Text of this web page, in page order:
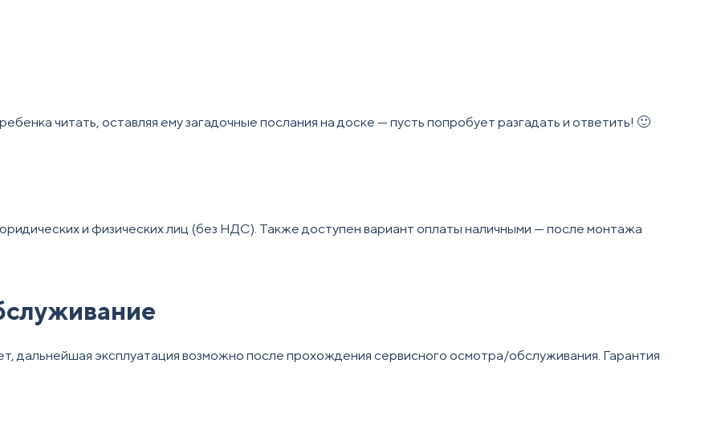
читать, оставляя ему загадочные послания на доске — пусть попробует разгадать и ответить! 🙂
и физических лиц (без НДС). Также доступен вариант оплаты наличными — после монтажа
дальнейшая эксплуатация возможно после прохождения сервисного осмотра/обслуживания. Гарантия